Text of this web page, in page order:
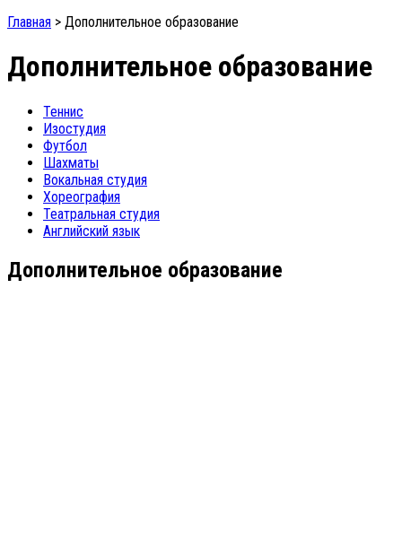
Главная > Дополнительное образование
Дополнительное образование
Теннис
Изостудия
Футбол
Шахматы
Вокальная студия
Хореография
Театральная студия
Английский язык
Дополнительное образование